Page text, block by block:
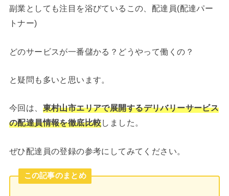
副業としても注目を浴びているこの、配達員(配達パー
トナー)
どのサービスが一番儲かる？どうやって働くの？
と疑問も多いと思います。
今回は、 東村山市エリアで展開するデリバリーサービス
の配達員情報を徹底比較しました。
ぜひ配達員の登録の参考にしてみてください。
この記事のまとめ